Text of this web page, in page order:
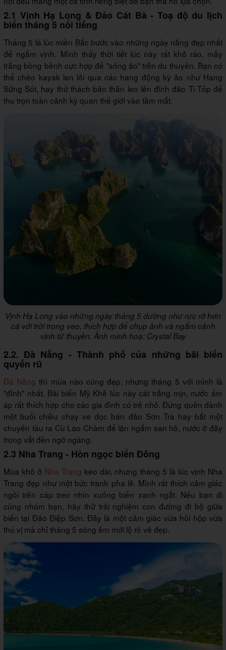
2.1 Vịnh Hạ Long & Đảo Cát Bà - Toạ độ du lịch
biển tháng 5 nổi tiếng
Tháng 5 là lúc miền Bắc bước vào những ngày nắng đẹp nhất
để ngắm vịnh. Mình thấy thời tiết lúc này rất khô ráo, mây
trắng bồng bềnh cực hợp để "sống ảo" trên du thuyền. Bạn có
thể chèo kayak len lỏi qua các hang động kỳ ảo như Hang
Sửng Sốt, hay thử thách bản thân leo lên đỉnh đảo Ti Tốp để
thu trọn toàn cảnh kỳ quan thế giới vào tầm mắt.
Vịnh Hạ Long vào những ngày tháng 5 dường như rực rỡ hơn
cả với trời trong veo, thích hợp để chụp ảnh và ngắm cảnh
vịnh từ thuyền. Ảnh minh hoạ: Crystal Bay
2.2. Đà Nẵng - Thành phố của những bãi biển
quyến rũ
Đà Nẵng thì mùa nào cũng đẹp, nhưng tháng 5 với mình là
"đỉnh" nhất. Bãi biển Mỹ Khê lúc này cát trắng mịn, nước ấm
áp rất thích hợp cho các gia đình có trẻ nhỏ. Đừng quên dành
một buổi chiều chạy xe dọc bán đảo Sơn Trà hay bắt một
chuyến tàu ra Cù Lao Chàm để lặn ngắm san hô, nước ở đây
trong vắt đến ngỡ ngàng.
2.3 Nha Trang - Hòn ngọc biển Đông
Mùa khô ở Nha Trang kéo dài, nhưng tháng 5 là lúc vịnh Nha
Trang đẹp như một bức tranh pha lê. Mình rất thích cảm giác
ngồi trên cáp treo nhìn xuống biển xanh ngắt. Nếu bạn đi
cùng nhóm bạn, hãy thử trải nghiệm con đường đi bộ giữa
biển tại Đảo Điệp Sơn. Đây là một cảm giác vừa hồi hộp vừa
thú vị mà chỉ tháng 5 sóng êm mới lộ rõ vẻ đẹp.